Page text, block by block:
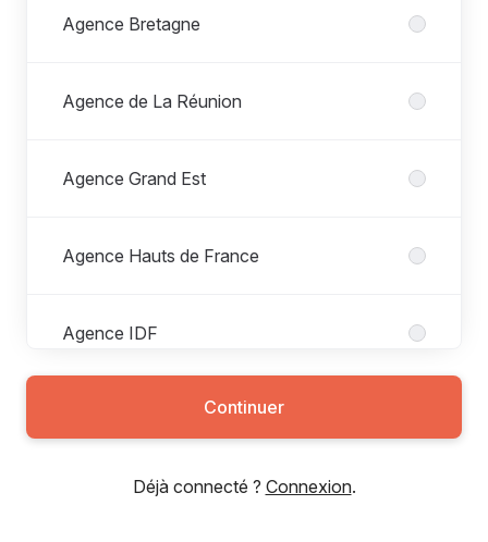
Agence Bretagne
Agence de La Réunion
Agence Grand Est
Agence Hauts de France
Agence IDF
Agence Nouvelle Aquitaine
Agence Occitanie
Continuer
Déjà connecté ? Connexion.